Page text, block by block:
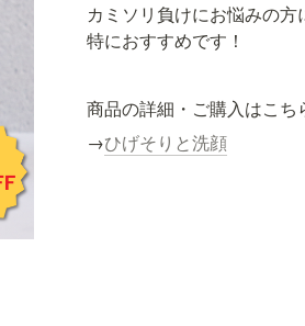
カミソリ負けにお悩みの方
特におすすめです！
商品の詳細・ご購入はこち
→ひげそりと洗顔